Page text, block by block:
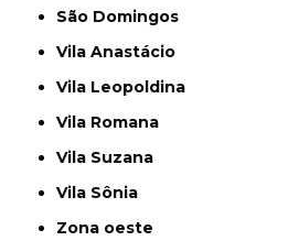
São Domingos
Vila Anastácio
Vila Leopoldina
Vila Romana
Vila Suzana
Vila Sônia
Zona oeste